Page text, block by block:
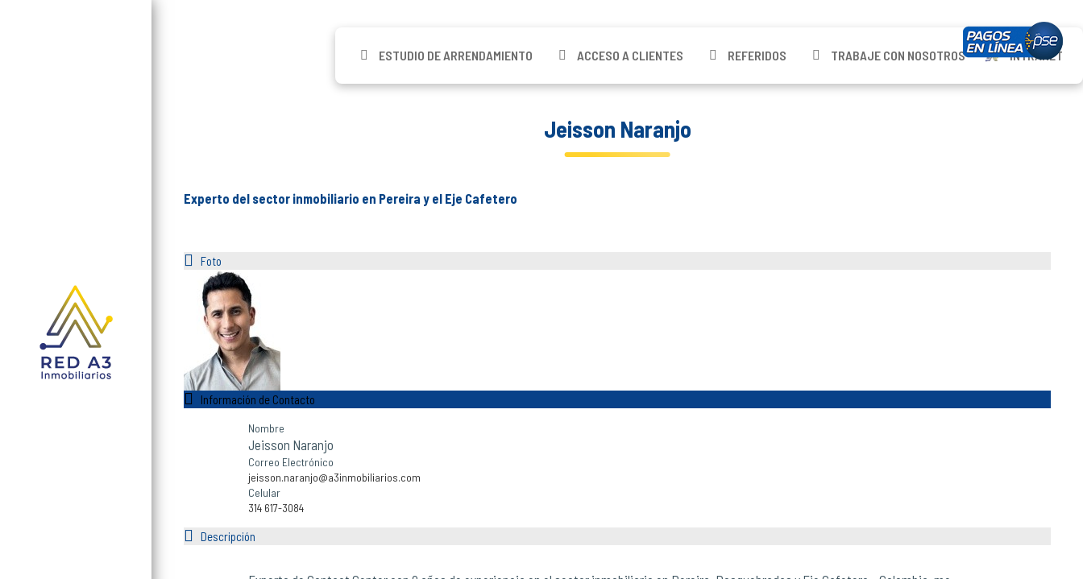
ESTUDIO DE ARRENDAMIENTO ACCESO A CLIENTES REFERIDOS TRABAJE CON NOSOTROS INTRANET
Jeisson Naranjo
Experto del sector inmobiliario en Pereira y el Eje Cafetero
Foto
Información de Contacto
Nombre
Jeisson Naranjo
Correo Electrónico
jeisson.naranjo@a3inmobiliarios.com
Celular
314 617-3084
Descripción